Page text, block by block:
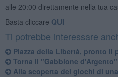
alle 20:00 direttamente nella tua
Basta cliccare QUI
Ti potrebbe interessare
Piazza della Libertà, pronto il
Torna il "Gabbione d'Argento"
Alla scoperta dei giochi di